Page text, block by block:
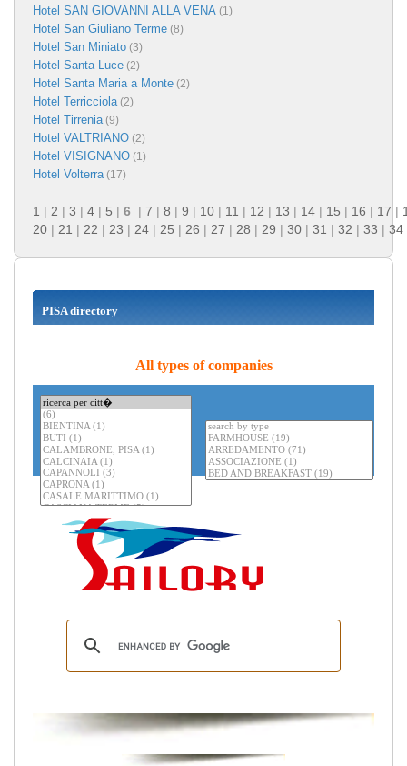
Hotel SAN GIOVANNI ALLA VENA (1)
Hotel San Giuliano Terme (8)
Hotel San Miniato (3)
Hotel Santa Luce (2)
Hotel Santa Maria a Monte (2)
Hotel Terricciola(2)
Hotel Tirrenia(9)
Hotel VALTRIANO (2)
Hotel VISIGNANO (1)
Hotel Volterra(17)
1 | 2 | 3 | 4 | 5 | 6 | 7 | 8 | 9 | 10 | 11 | 12 | 13 | 14 | 15 | 16 | 17 |
20 | 21 | 22 | 23 | 24 | 25 | 26 | 27 | 28 | 29 | 30 | 31 | 32 | 33 | 34
PISA directory
All types of companies